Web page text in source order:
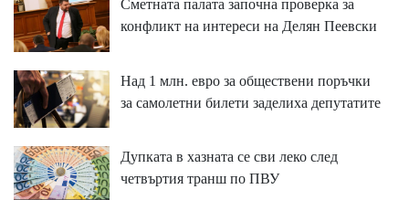
Сметната палата започна проверка за
конфликт на интереси на Делян Пеевски
Над 1 млн. евро за обществени поръчки
за самолетни билети заделиха депутатите
Дупката в хазната се сви леко след
четвъртия транш по ПВУ